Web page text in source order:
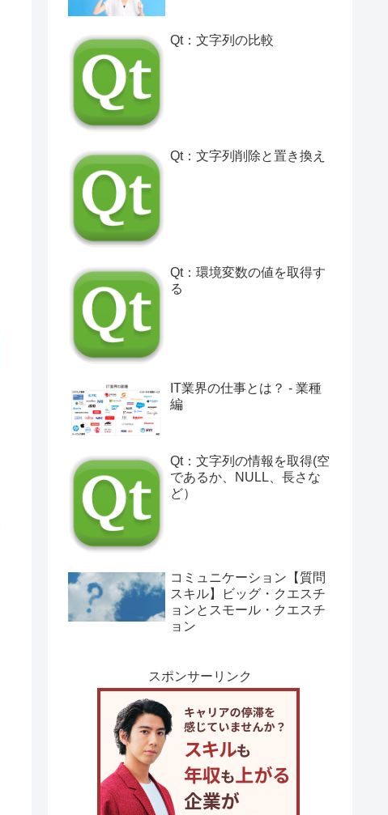
Qt：文字列の比較
Qt：文字列削除と置き換え
Qt：環境変数の値を取得す
る
IT業界の仕事とは？ - 業種
編
Qt：文字列の情報を取得(空
であるか、NULL、長さな
ど）
コミュニケーション【質問
スキル】ビッグ・クエスチ
ョンとスモール・クエスチ
ョン
スポンサーリンク